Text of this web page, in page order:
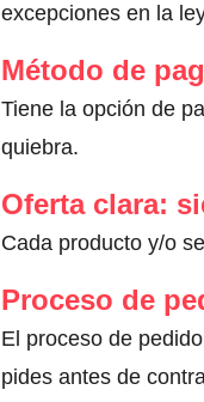
excepciones en la ley
Método de
Tiene la opción de
quiebra.
Oferta clara:
Cada producto y/o
Proceso de
El proceso de
pides antes de